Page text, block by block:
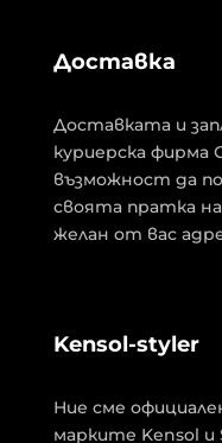
Доставка
Доставката и
куриерска фирма
възможност да
своята пратка
желан от вас
Kensol-styler
Ние сме
марките Kensol и